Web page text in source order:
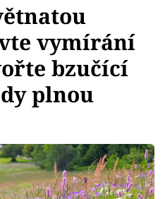
vymírání
bzučící
plnou